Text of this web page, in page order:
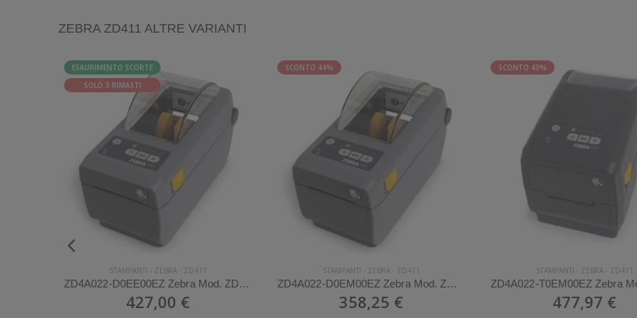
ZEBRA ZD411 ALTRE VARIANTI
ESAURIMENTO SCORTE
SOLO 3 RIMASTI
STAMPANTI - ZEBRA- ZD411
ZD4A022-D0EE00EZ Zebra Mod. ZD411. Stampante di etichette.
427,00 €
SCONTO 44%
STAMPANTI - ZEBRA- ZD411
ZD4A022-D0EM00EZ Zebra Mod. ZD411. Stampante di etichette.
358,25 €
SCONTO 43%
STAMPANTI - ZEBRA- ZD411
477,97 €